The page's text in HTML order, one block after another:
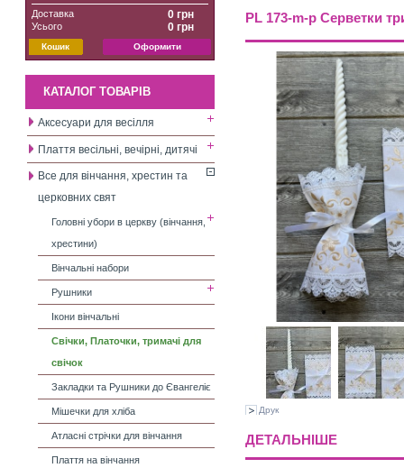
Доставка 0 грн
Усього 0 грн
Кошик Оформити
КАТАЛОГ ТОВАРІВ
Аксесуари для весілля
Плаття весільні, вечірні, дитячі
Все для вінчання, хрестин та
церковних свят
Головні убори в церкву (вінчання,
хрестини)
Вінчальні набори
Рушники
Ікони вінчальні
Свічки, Платочки, тримачі для
свічок
Закладки та Рушники до Євангеліє
Мішечки для хліба
Атласні стрічки для вінчання
Плаття на вінчання
PL 173-m-p Серветки
Друк
ДЕТАЛЬНІШЕ